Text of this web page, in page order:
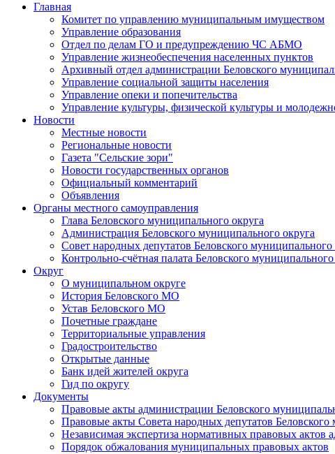
Главная
Комитет по управлению муниципальным имуществом
Управление образования
Отдел по делам ГО и предупреждению ЧС АБМО
Управление жизнеобеспечения населенных пунктов
Архивный отдел администрации Беловского
Управление социальной защиты населения
Управление опеки и попечительства
Управление культуры, физической культуры и
Новости
Местные новости
Региональные новости
Газета "Сельские зори"
Новости государственных органов
Официальный комментарий
Объявления
Органы местного самоуправления
Глава Беловского муниципального округа
Администрация Беловского муниципального округа
Совет народных депутатов Беловского муниципального
Контрольно-счётная палата Беловского муниципального
Округ
О муниципальном округе
История Беловского МО
Устав Беловского МО
Почетные граждане
Территориальные управления
Градостроительство
Открытые данные
Банк идей жителей округа
Гид по округу
Документы
Правовые акты администрации Беловского
Правовые акты Совета народных депутатов Беловского
Независимая экспертиза нормативных правовых актов
Порядок обжалования муниципальных правовых актов